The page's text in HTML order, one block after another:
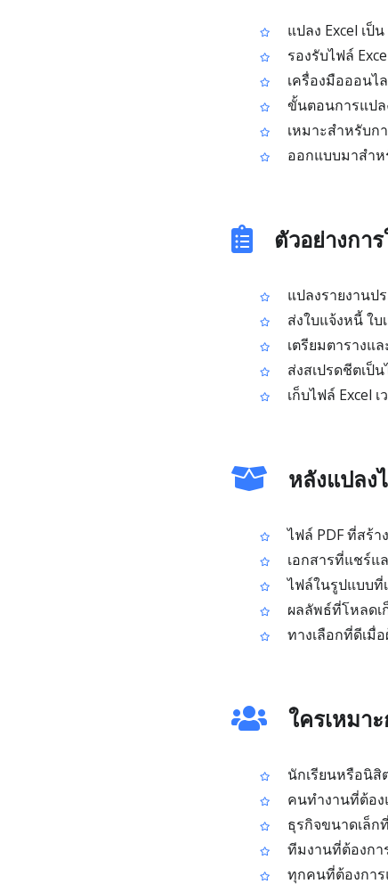
แปลง Excel เป็
รองรับไฟล์
เครื่องมือออนไ
ขั้นตอนการแปล
เหมาะสำหรับก
ออกแบบมาสำห
ตัวอย่างกา
แปลงรายงานป
ส่งใบแจ้งหนี้ ใบ
เตรียมตารางแ
ส่งสเปรดชีตเป็
เก็บไฟล์ Excel
หลังแปลง
ไฟล์ PDF ที่สร้
เอกสารที่แชร์แ
ไฟล์ในรูปแบบที่
ผลลัพธ์ที่โหลดเ
ทางเลือกที่ดีเมื่
ใครเหมา
นักเรียนหรือนิสิ
คนทำงานที่ต้อง
ธุรกิจขนาดเล็ก
ทีมงานที่ต้องกา
ทุกคนที่ต้องการ